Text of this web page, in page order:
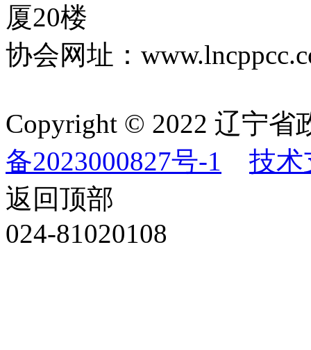
厦20楼
协会网址：
Copyright © 2022 辽宁
备2023000827号-1
技术
返回顶部
024-81020108